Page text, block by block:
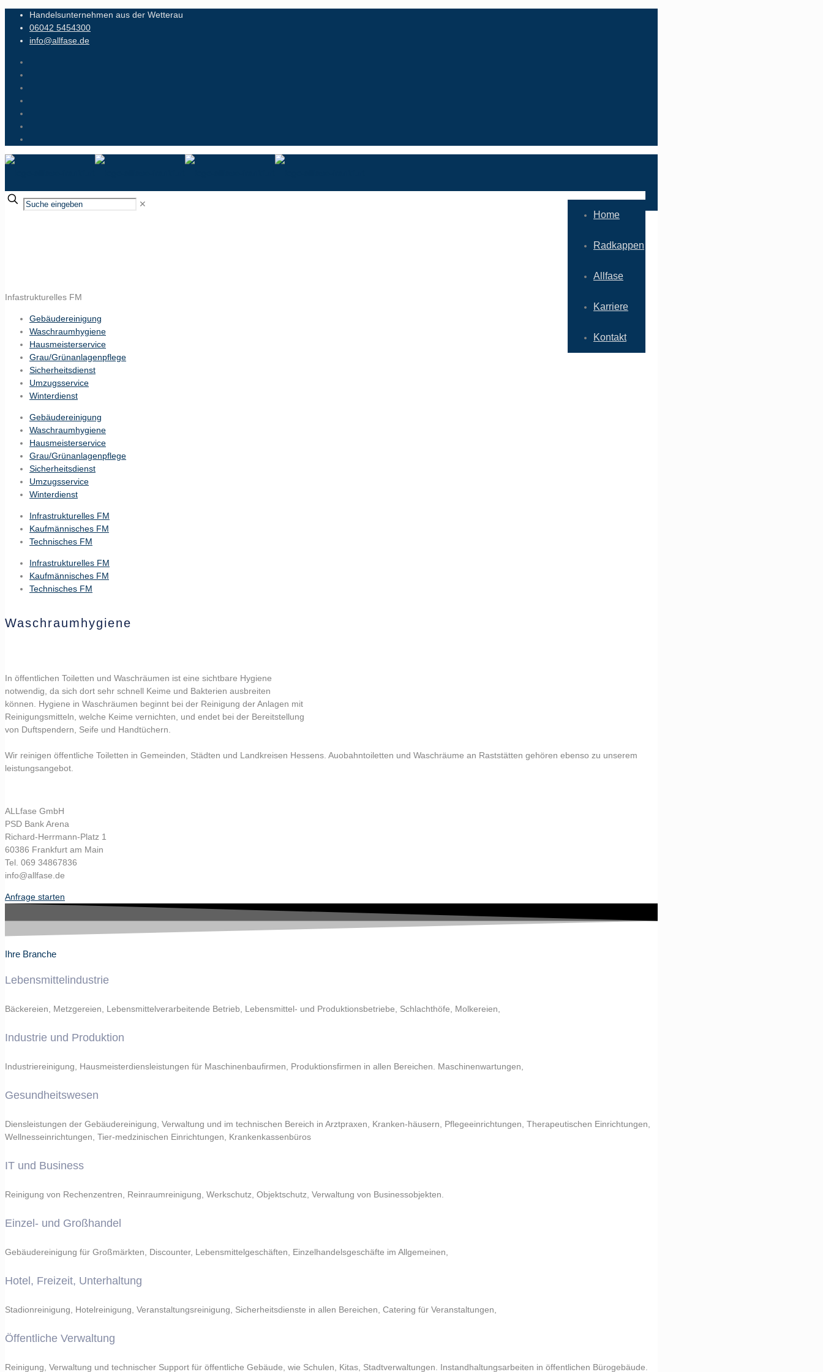
Handelsunternehmen aus der Wetterau
06042 5454300
info@allfase.de
Home
Radkappen
Allfase
Karriere
Kontakt
✕
Infastrukturelles FM
Gebäudereinigung
Waschraumhygiene
Hausmeisterservice
Grau/Grünanlagenpflege
Sicherheitsdienst
Umzugsservice
Winterdienst
Gebäudereinigung
Waschraumhygiene
Hausmeisterservice
Grau/Grünanlagenpflege
Sicherheitsdienst
Umzugsservice
Winterdienst
Infrastrukturelles FM
Kaufmännisches FM
Technisches FM
Infrastrukturelles FM
Kaufmännisches FM
Technisches FM
Waschraumhygiene
In öffentlichen Toiletten und Waschräumen ist eine sichtbare Hygiene
notwendig, da sich dort sehr schnell Keime und Bakterien ausbreiten
können. Hygiene in Waschräumen beginnt bei der Reinigung der Anlagen mit
Reinigungsmitteln, welche Keime vernichten, und endet bei der Bereitstellung
von Duftspendern, Seife und Handtüchern.
Wir reinigen öffentliche Toiletten in Gemeinden, Städten und Landkreisen Hessens. Auobahntoiletten und Waschräume an Raststätten gehören ebenso zu unserem
leistungsangebot.
ALLfase GmbH
PSD Bank Arena
Richard-Herrmann-Platz 1
60386 Frankfurt am Main
Tel. 069 34867836
info@allfase.de
Anfrage starten
Ihre Branche
Lebensmittelindustrie
Bäckereien, Metzgereien, Lebensmittelverarbeitende Betrieb, Lebensmittel- und Produktionsbetriebe, Schlachthöfe, Molkereien,
Industrie und Produktion
Industriereinigung, Hausmeisterdiensleistungen für Maschinenbaufirmen, Produktionsfirmen in allen Bereichen. Maschinenwartungen,
Gesundheitswesen
Diensleistungen der Gebäudereinigung, Verwaltung und im technischen Bereich in Arztpraxen, Kranken-häusern, Pflegeeinrichtungen, Therapeutischen Einrichtungen,
Wellnesseinrichtungen, Tier-medzinischen Einrichtungen, Krankenkassenbüros
IT und Business
Reinigung von Rechenzentren, Reinraumreinigung, Werkschutz, Objektschutz, Verwaltung von Businessobjekten.
Einzel- und Großhandel
Gebäudereinigung für Großmärkten, Discounter, Lebensmittelgeschäften, Einzelhandelsgeschäfte im Allgemeinen,
Hotel, Freizeit, Unterhaltung
Stadionreinigung, Hotelreinigung, Veranstaltungsreinigung, Sicherheitsdienste in allen Bereichen, Catering für Veranstaltungen,
Öffentliche Verwaltung
Reinigung, Verwaltung und technischer Support für öffentliche Gebäude, wie Schulen, Kitas, Stadtverwaltungen. Instandhaltungsarbeiten in öffentlichen Bürogebäude.